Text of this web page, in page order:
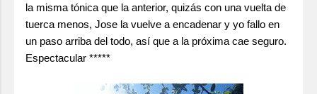
la misma tónica que la anterior, quizás con una vuelta de
tuerca menos, Jose la vuelve a encadenar y yo fallo en
un paso arriba del todo, así que a la próxima cae seguro.
Espectacular *****